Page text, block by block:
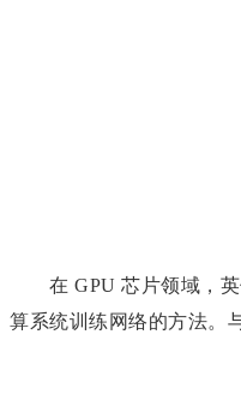
在 GPU 芯片领域，英
算系统训练网络的方法。